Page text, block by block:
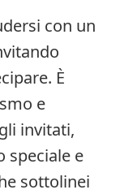
con un
È
e
invitati,
speciale e
sottolinei